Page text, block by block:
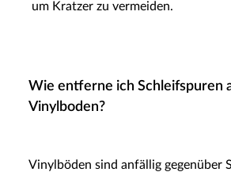
um Kratzer zu vermeiden.
Wie entferne ich Schleifspuren
Vinylboden?
Vinylböden sind anfällig gegenüber